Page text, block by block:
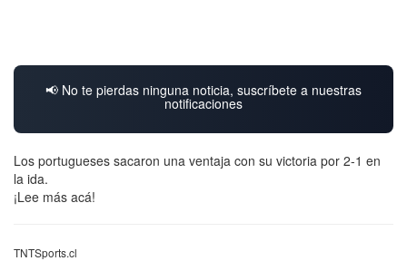
📢 No te pierdas ninguna noticia, suscríbete a nuestras
notificaciones
Los portugueses sacaron una ventaja con su victoria por 2-1 en
la ida.
¡Lee más acá!
TNTSports.cl